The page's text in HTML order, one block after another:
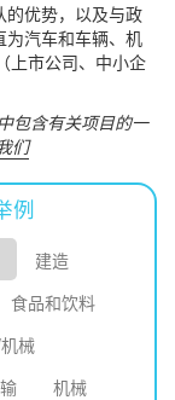
的优势，以及与政
为汽车和车辆、机
上市公司、中小企
包含有关项目的一
们
例
建造
食品和饮料
械
机械